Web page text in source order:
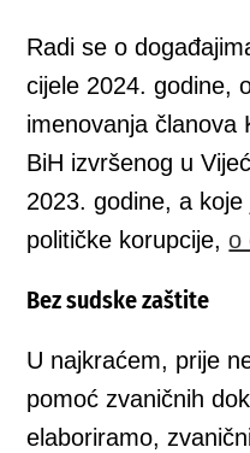
Radi se o
cijele 2024. godine,
imenovanja članova
BiH izvršenog u
2023. godine, a
političke korupcije,o
Bez sudske zaštite
U najkraćem, prije
pomoć zvaničnih
elaboriramo,